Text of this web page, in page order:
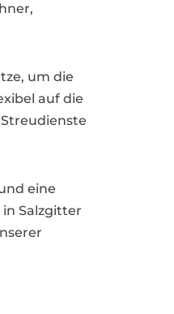
um die
auf die
eine
Salzgitter